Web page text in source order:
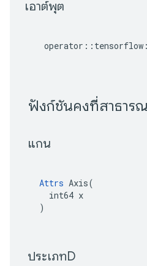
เอาต์พุต
operator :: tensorflow
ฟังก์ชันคงที่สาธาร
แกน
Attrs Axis(
  int64 x
)
ประเภทD